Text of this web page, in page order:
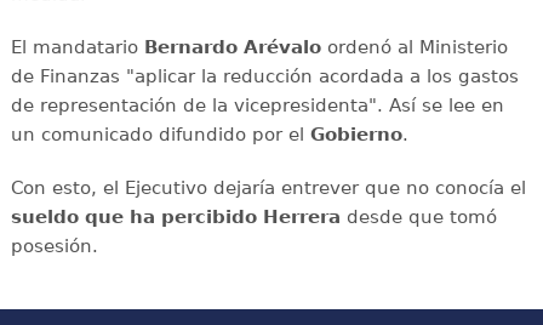
El mandatario Bernardo Arévaloordenó al Ministerio
de Finanzas "aplicar la reducción acordada a los gastos
de representación de la vicepresidenta". Así se lee en
un comunicado difundido por el Gobierno.
Con esto, el Ejecutivo dejaría entrever que no conocía el
sueldo que ha percibido Herrera desde que tomó
posesión.